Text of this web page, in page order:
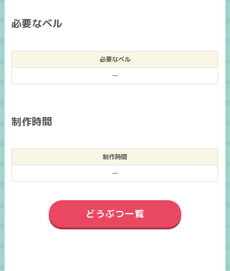
必要なベル
必要なベル
ー
制作時間
制作時間
ー
どうぶつ一覧